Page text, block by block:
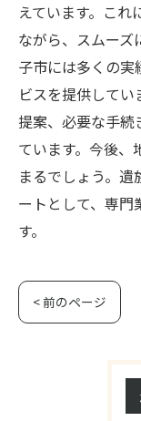
えています。これ
ながら、スムーズ
子市には多くの
ビスを提供して
提案、必要な手続
ています。今後、
まるでしょう。
ートとして、専門
す。
< 前のページ